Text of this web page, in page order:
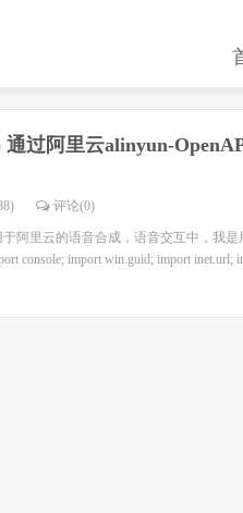
通过阿里云alinyun-
评论(0)
于阿里云的语音合成，语音交互中，我
console; import win.guid; import inet.url;